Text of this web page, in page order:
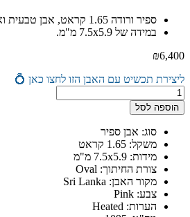
ספיר ורודה 1.65 קראט, אבן טבעית ואמיתית
במידה של 7.5x5.9 מ"מ.
₪6,400
ליצירת תכשיט עם האבן הזו לחצו כאן 💍
כמות
של
ספיר
ורודה
1.65
קראט
הוספה לסל
סוג: אבן ספיר
משקל: 1.65 קראט
מידות: 7.5x5.9 מ"מ
צורת החיתוך: Oval
מקור האבן: Sri Lanka
צבע: Pink
הערות: Heated